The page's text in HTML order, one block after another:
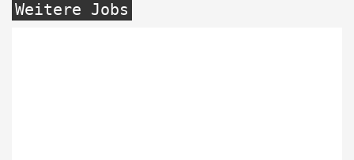
Weitere Jobs